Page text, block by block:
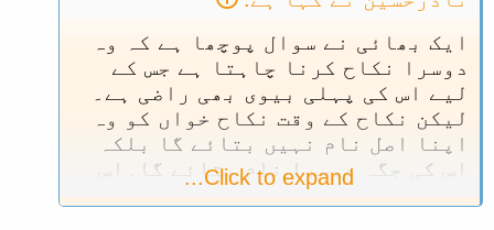
ایک بھائی نے سوال پوچھا ہے کہ وہ
دوسرا نکاح کرنا چاہتا ہے جس کے
لیے اس کی پہلی بیوی بھی راضی ہے۔
لیکن نکاح کے وقت نکاح خواں کو وہ
اپنا اصل نام نہیں بتائے گا بلکہ
اس کی جگہ دوسرا نام بتائے گا۔اس
کے بعد وہ اپنی دوسری بیوی کو اپنا
Click to expand...